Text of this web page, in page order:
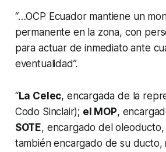
“…OCP Ecuador mantiene un
permanente en la zona, con
para actuar de inmediato ante
eventualidad”.
“La Celec, encargada de la
Codo Sinclair); el MOP,
SOTE, encargado del oleoducto,
también encargado de su ducto,